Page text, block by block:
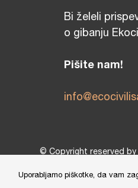
Bi želeli
o gibanju
Pišite nam!
© Copyright reserved by
This site is protected by
Uporabljamo piškotke, da vam